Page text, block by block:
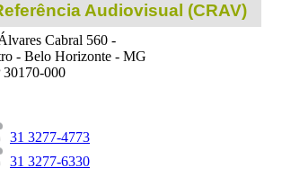
Audiovisual (CRAV)
Cabral 560 -
- Belo Horizonte - MG
30170-000
31 3277-4773
31 3277-6330